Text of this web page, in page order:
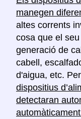
manegen
altes corrents
cosa que el
generació de
cabell,
d'aigua, etc.
dispositius
detectaran